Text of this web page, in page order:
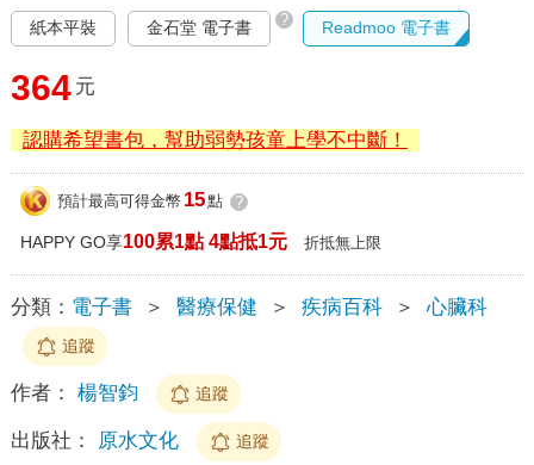
紙本平裝 金石堂 電子書 ? Readmoo 電子書
364 元
認購希望書包，幫助弱勢孩童上學不中斷！
預計最高可得金幣 15點 ?
HAPPY GO享100累1點 4點抵1元 折抵無上限
分類： 電子書 ＞ 醫療保健 ＞ 疾病百科 ＞ 心臟科
追蹤
作者： 楊智鈞 追蹤
出版社： 原水文化 追蹤